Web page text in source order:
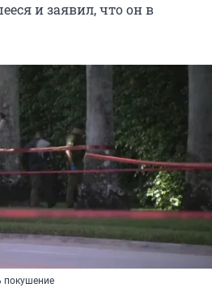
и заявил, что он в
покушение